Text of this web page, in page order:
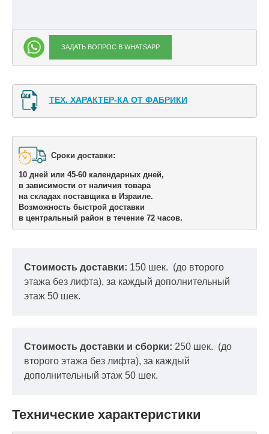
ЗАДАТЬ ВОПРОС В WHATSAPP
ТЕХ. ХАРАКТЕР-КА ОТ ФАБРИКИ
Сроки доставки:
10 дней или 45-60 календарных дней,
в зависимости от наличия товара
на складах поставщика в Израиле.
Возможность быстрой доставки
в центральный район в течение 72 часов.
Стоимость доставки: 150 шек. (до второго
этажа без лифта), за каждый дополнительный
этаж 50 шек.
Стоимость доставки и сборки: 250 шек. (до
второго этажа без лифта), за каждый
дополнительный этаж 50 шек.
Технические характеристики